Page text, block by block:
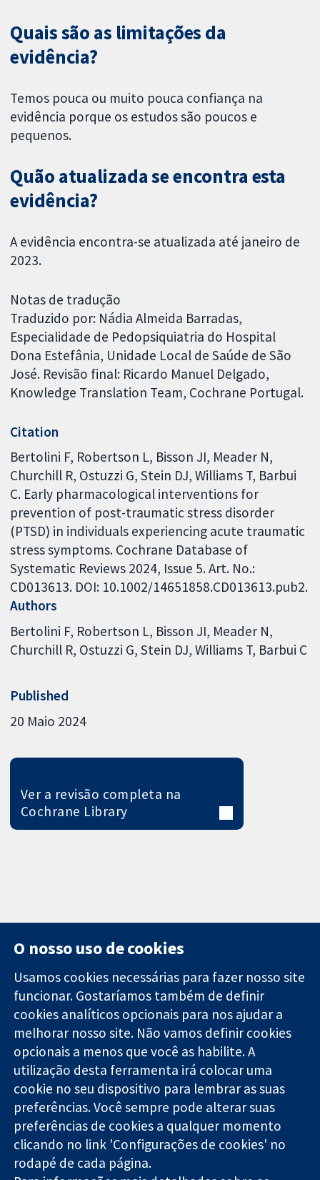
Quais são as limitações da
evidência?
Temos pouca ou muito pouca confiança na
evidência porque os estudos são poucos e
pequenos.
Quão atualizada se encontra esta
evidência?
A evidência encontra-se atualizada até janeiro de
2023.
Notas de tradução
Traduzido por: Nádia Almeida Barradas,
Especialidade de Pedopsiquiatria do Hospital
Dona Estefânia, Unidade Local de Saúde de São
José. Revisão final: Ricardo Manuel Delgado,
Knowledge Translation Team, Cochrane Portugal.
Citation
Bertolini F, Robertson L, Bisson JI, Meader N,
Churchill R, Ostuzzi G, Stein DJ, Williams T, Barbui
C. Early pharmacological interventions for
prevention of post-traumatic stress disorder
(PTSD) in individuals experiencing acute traumatic
stress symptoms. Cochrane Database of
Systematic Reviews 2024, Issue 5. Art. No.:
CD013613. DOI: 10.1002/14651858.CD013613.pub2.
Authors
Bertolini F Robertson L Bisson JI Meader N
Churchill R Ostuzzi G Stein DJ Williams T Barbui C
Published
20 Maio 2024
Ver a revisão completa na
Cochrane Library
Evidências
confiáveis.
Decisões
informadas.
Melhor saúde.
11-13 Cavendish
Square
Londres
W1G 0AN
Reino Unido
Contato
Notícias
Assessoria de
imprensa
Sobre nós
Cochrane
Library
A Cochrane Collaboration é uma organização sem fins lucrativos
O nosso uso de cookies
Usamos cookies necessárias para fazer nosso site
funcionar. Gostaríamos também de definir
cookies analíticos opcionais para nos ajudar a
melhorar nosso site. Não vamos definir cookies
opcionais a menos que você as habilite. A
utilização desta ferramenta irá colocar uma
cookie no seu dispositivo para lembrar as suas
preferências. Você sempre pode alterar suas
preferências de cookies a qualquer momento
clicando no link 'Configurações de cookies' no
rodapé de cada página.